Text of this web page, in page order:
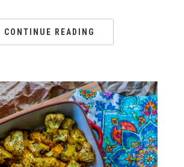
CONTINUE READING